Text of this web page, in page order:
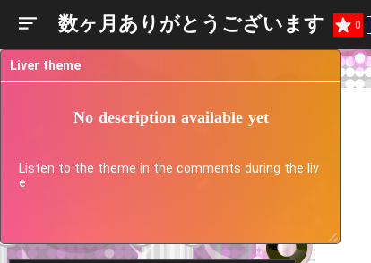
数ヶ月ありがとうございます 0
Liver theme
No description available yet
Listen to the theme in the comments during the liv
e